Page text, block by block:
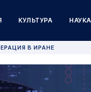
КУЛЬТУРА
В ИРАНЕ